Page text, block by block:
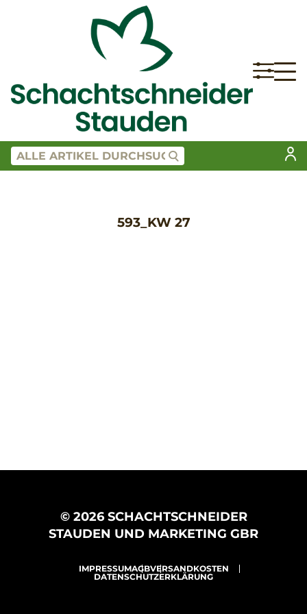
593_KW 27
© 2026 SCHACHTSCHNEIDER
STAUDEN UND MARKETING GBR
IMPRESSUMAGBVERSANDKOSTEN
DATENSCHUTZERKLÄRUNG